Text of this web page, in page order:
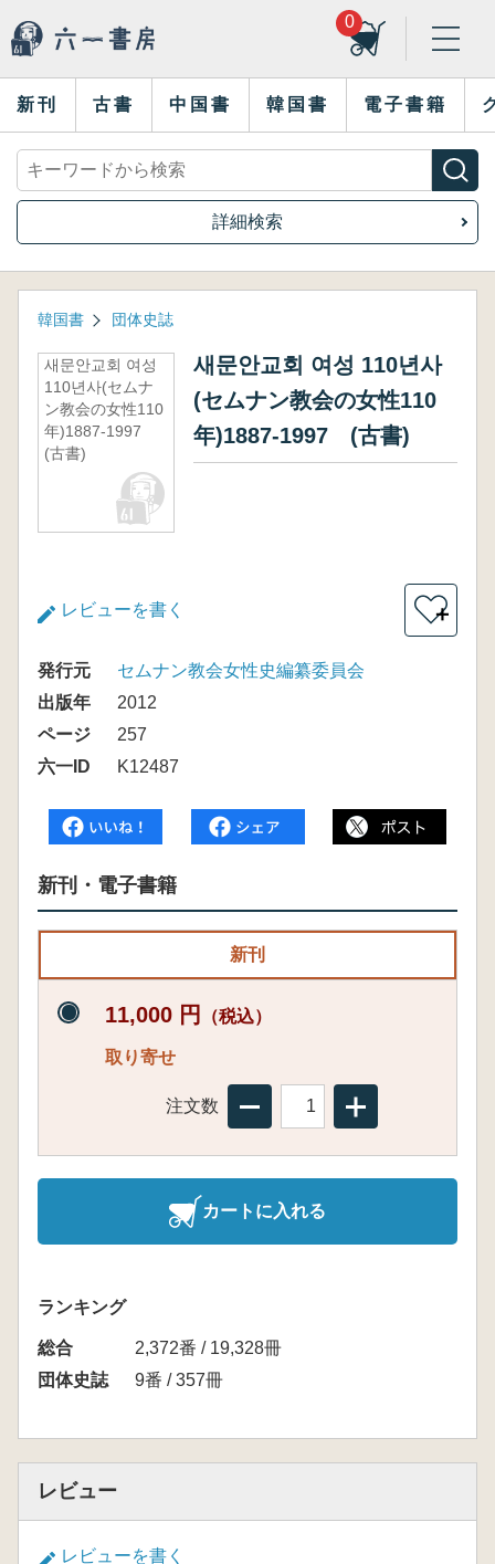
0
新刊 古書 中国書 韓国書 電子書籍
詳細検索
韓国書 団体史誌
새문안교회 여성
110년사(セムナ
ン教会の女性110
年)1887-1997
(古書)
새문안교회 여성 110년사
(セムナン教会の女性110
年)1887-1997 (古書)
レビューを書く ＋
発行元
セムナン教会女性史編纂委員会
出版年
2012
ページ
257
六一ID
K12487
新刊・電子書籍
新刊
11,000 円 （税込）
取り寄せ
注文数
カートに入れる
ランキング
総合
2,372番 / 19,328冊
団体史誌
9番 / 357冊
レビュー
レビューを書く